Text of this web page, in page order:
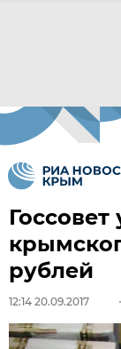
рублей
12:14 20.09.2017